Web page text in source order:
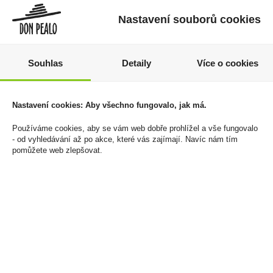
Casa Lo Matta
79 Kč
Cena za:1 ks
Skladem:5 - 50 ks
100g
19 Kč
Cena za:1 ks
Nastavení souborů cookies
Souhlas Detaily Více o cookies
Nastavení cookies: Aby všechno fungovalo, jak má.
Používáme cookies, aby se vám web dobře prohlížel a vše fungovalo
- od vyhledávání až po akce, které vás zajímají. Navíc nám tím
pomůžete web zlepšovat.